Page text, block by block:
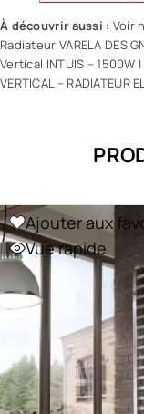
À découvrir aussi : Voir
Radiateur VARELA
Vertical INTUIS – 1500W |
VERTICAL – RADIATEUR
Ajouter aux
Vue rapide